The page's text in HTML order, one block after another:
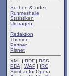
Suchen & Index
Ruhmeshalle
Statistiken
Umfragen
Redaktion
Themen
Partner
Planet
XML
| RDF | RSS
PDA | WAP | IRC
Symbar für Opera